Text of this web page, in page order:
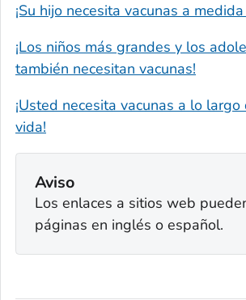
¡Su hijo necesita vacunas a
¡Los niños más grandes y los
también necesitan vacunas!
¡Usted necesita vacunas a lo
vida!
Aviso
Los enlaces a sitios web
páginas en inglés o español.